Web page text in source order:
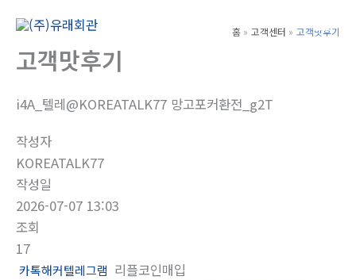
Main
홈 고객센터 고객맛후기
고객맛후기
i4A_텔레@KOREATALK77 망고포커환전_g2T
작성자
KOREATALK77
작성일
2026-07-07 13:03
조회
17
카톡해커텔레그램 리플코인매입